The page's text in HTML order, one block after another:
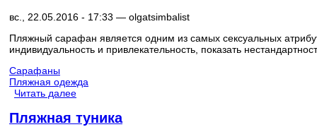
вс., 22.05.2016 - 17:33 — olgatsimbalist
Пляжный сарафан является одним из самых сексуальных
индивидуальность и привлекательность, показать
Сарафаны
Пляжная одежда
Читать далее
Пляжная туника